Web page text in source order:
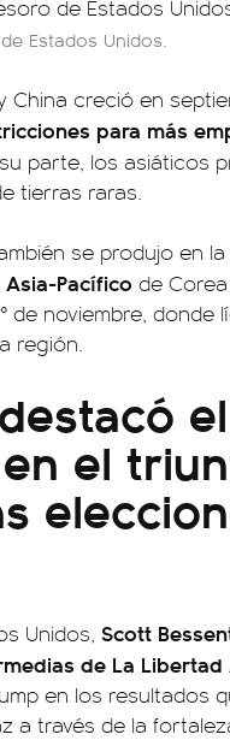
Estados Unidos.
China creció en
para más
parte, los asiáticos
tierras raras.
se produjo en
Pacífico de
de noviembre, donde
región.
el
Unidos, Scott
de La Libertad
en los resultados
a través de la